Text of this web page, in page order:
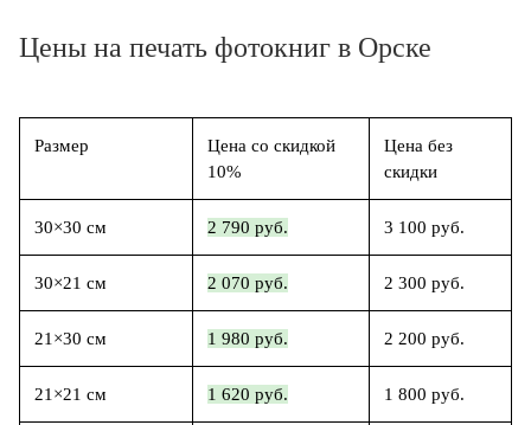
Цены на печать фотокниг в Орске
Размер
Цена со скидкой
10%
Цена без
скидки
30×30 см 2 790 руб. 3 100 руб.
30×21 см 2 070 руб. 2 300 руб.
21×30 см 1 980 руб. 2 200 руб.
21×21 см 1 620 руб. 1 800 руб.